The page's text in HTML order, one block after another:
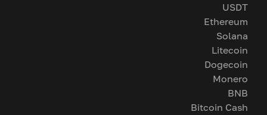
USDT
Ethereum
Solana
Litecoin
Dogecoin
Monero
BNB
Bitcoin Cash